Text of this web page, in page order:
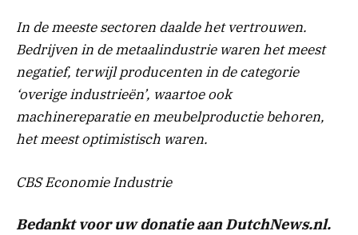
In de meeste sectoren daalde het vertrouwen.
Bedrijven in de metaalindustrie waren het meest
negatief, terwijl producenten in de categorie
‘overige industrieën’, ​​waartoe ook
machinereparatie en meubelproductie behoren,
het meest optimistisch waren.
CBS Economie Industrie
Bedankt voor uw donatie aan DutchNews.nl.